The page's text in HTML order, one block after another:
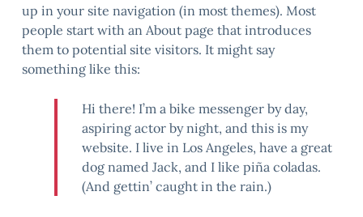
up in your site navigation (in most themes). Most
people start with an About page that introduces
them to potential site visitors. It might say
something like this:
Hi there! I’m a bike messenger by day,
aspiring actor by night, and this is my
website. I live in Los Angeles, have a great
dog named Jack, and I like piña coladas.
(And gettin’ caught in the rain.)